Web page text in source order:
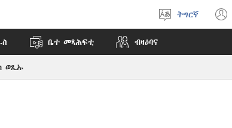
ቋንቋ
ትግርኛ
ቤተ መጻሕፍቲ ብዛዕባና
ወጺኡ